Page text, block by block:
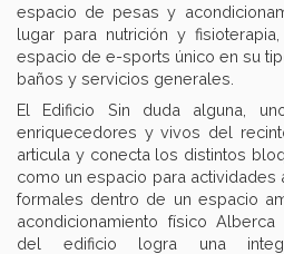
espacio de pesas y
lugar para nutrición y
espacio de e-sports único en su
baños y servicios generales.
El Edificio Sin duda alguna,
enriquecedores y vivos del
articula y conecta los distintos
como un espacio para
formales dentro de un espacio
acondicionamiento físico Alberca
del edificio logra una